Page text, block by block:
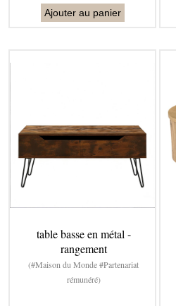
Ajouter au panier
table basse en métal -
rangement
(#Maison du Monde #Partenariat
rémunéré)